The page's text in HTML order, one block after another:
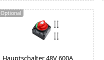
Hauptschalter 48V 600A
Optional